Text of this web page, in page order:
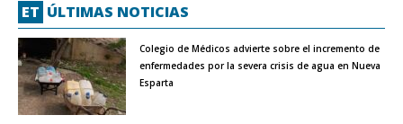
ET ÚLTIMAS NOTICIAS
Colegio de Médicos advierte sobre el incremento de
enfermedades por la severa crisis de agua en Nueva
Esparta